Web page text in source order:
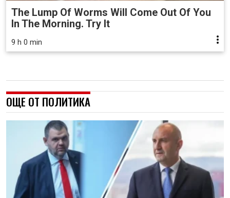
The Lump Of Worms Will Come Out Of You
In The Morning. Try It
9 h 0 min
ОЩЕ ОТ ПОЛИТИКА